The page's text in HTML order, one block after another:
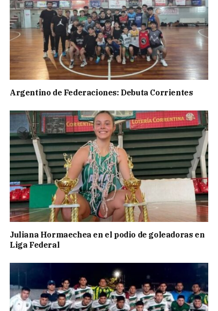
Argentino de Federaciones: Debuta Corrientes
Juliana Hormaechea en el podio de goleadoras en
Liga Federal